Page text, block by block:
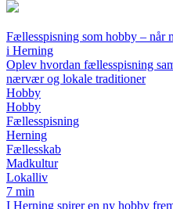
Fællesspisning som hobby – når
i Herning
Oplev hvordan fællesspisning
nærvær og lokale traditioner
Hobby
Hobby
Fællesspisning
Herning
Fællesskab
Madkultur
Lokalliv
7 min
I Herning spirer en ny hobby